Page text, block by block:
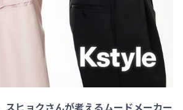
スヒョクさんが考えるムードメーカー